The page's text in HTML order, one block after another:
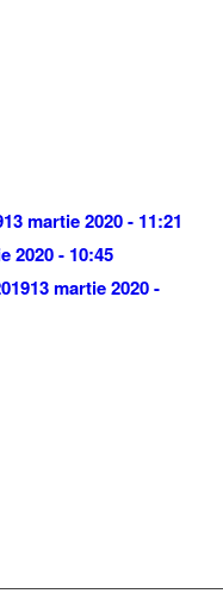
13 martie 2020 - 11:21
2020 - 10:45
13 martie 2020 -